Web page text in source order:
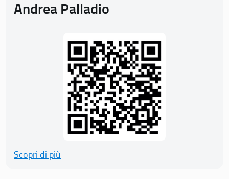
Andrea Palladio
Scopri di più